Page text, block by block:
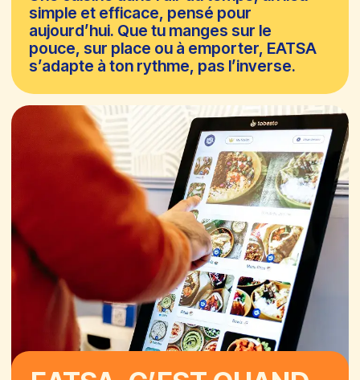
+1 SAUCE
+1 TOPPING
+1 PROTÉINE
+2 ACCOMPAGNEMENTS
02
03
04